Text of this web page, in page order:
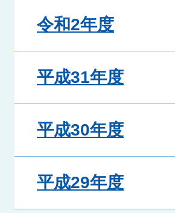
令和2年度
平成31年度
平成30年度
平成29年度